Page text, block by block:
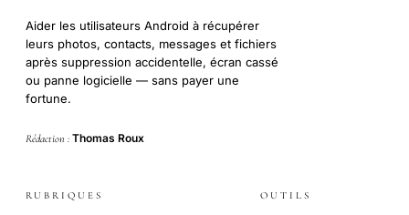
Aider les utilisateurs Android à récupérer
leurs photos, contacts, messages et fichiers
après suppression accidentelle, écran cassé
ou panne logicielle — sans payer une
fortune.
Rédaction : Thomas Roux
RUBRIQUES OUTILS